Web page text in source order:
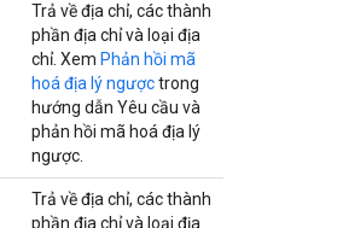
Trả về địa chỉ, các thành
phần địa chỉ và loại địa
chỉ. Xem Phản hồi mã
hoá địa lý ngượctrong
hướng dẫn Yêu cầu và
phản hồi mã hoá địa lý
ngược.
Trả về địa chỉ, các thành
phần địa chỉ và loại địa